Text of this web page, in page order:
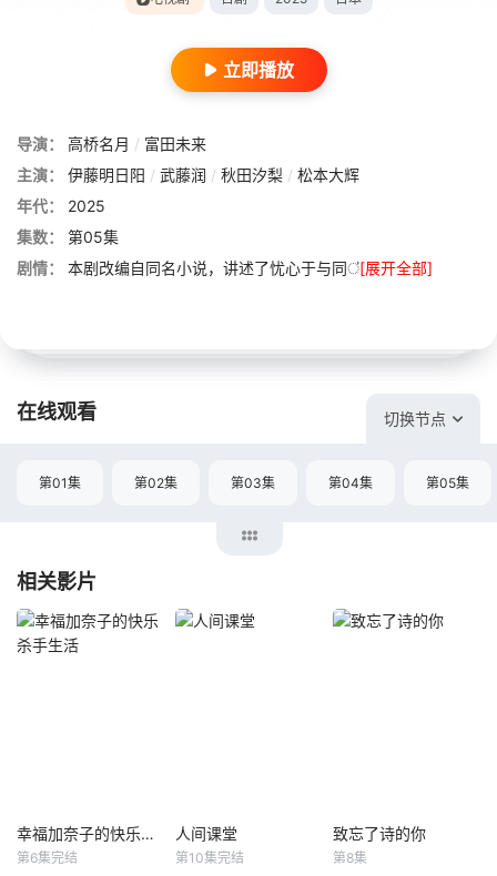
立即播放
导演： 高桥名月 / 富田未来
主演：
伊藤明日阳 / 武藤润 / 秋田汐梨 / 松本大辉
年代：
2025
集数：
第05集
剧情：
本剧改编自同名小说，讲述了忧心于与同ऺ[展开全部]
在线观看 切换节点
第01集 第02集 第03集 第04集 第05集
相关影片
幸福加奈子的快乐杀手生活 幸福加奈子的快乐杀手生活
第6集完结
人间课堂
人间课堂
第10集完结
致忘了诗的你
致忘了诗的你
第8集